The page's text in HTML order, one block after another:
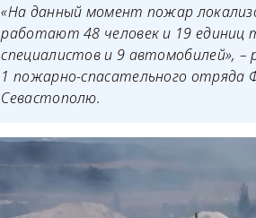
«На данный момент пожар
работают 48 человек и 19 единиц
специалистов и 9 автомобилей», –
1 пожарно-спасательного отряда
Севастополю.